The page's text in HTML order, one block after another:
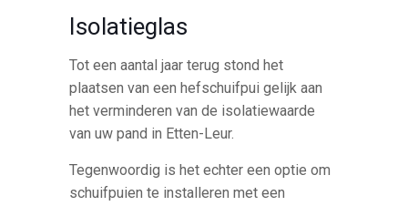
Isolatieglas
Tot een aantal jaar terug stond het
plaatsen van een hefschuifpui gelijk aan
het verminderen van de isolatiewaarde
van uw pand in Etten-Leur.
Tegenwoordig is het echter een optie om
schuifpuien te installeren met een